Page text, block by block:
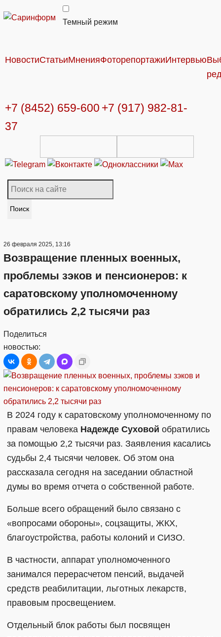
Темный режим
НовостиСтатьиМненияФоторепортажиИнтервью
+7 (8452) 659-600 +7 (917) 982-81-
37
Поиск
26 февраля 2025, 13:16
Возвращение пленных военных,
проблемы зэков и пенсионеров: к
саратовскому уполномоченному
обратились 2,2 тысячи раз
Поделиться
новостью:
В 2024 году к саратовскому уполномоченному по
правам человека Надежде Суховой обратились
за помощью 2,2 тысячи раз. Заявления касались
судьбы 2,4 тысячи человек. Об этом она
рассказала сегодня на заседании областной
думы во время отчета о собственной работе.
Больше всего обращений было связано с
«вопросами обороны», соцзащиты, ЖКХ,
благоустройства, работы колоний и СИЗО.
В частности, аппарат уполномоченного
занимался перерасчетом пенсий, выдачей
средств реабилитации, льготных лекарств,
правовым просвещением.
Отдельный блок работы был посвящен